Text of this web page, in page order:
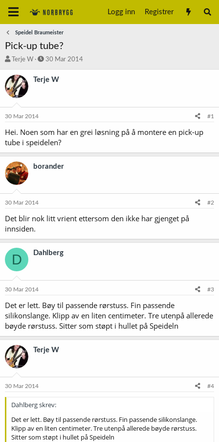
Logg inn Registrer
Speidel Braumeister
Pick-up tube?
T
å
d
s
t
e
r
Terje W
S
a
o
30 Mar 2014
Terje W
30 Mar 2014 #1
Hei. Noen som har en grei løsning på å montere en pick-up
tube i speidelen?
borander
30 Mar 2014 #2
Det blir nok litt vrient ettersom den ikke har gjenget på
innsiden.
D Dahlberg
30 Mar 2014 #3
Det er lett. Bøy til passende rørstuss. Fin passende
silikonslange. Klipp av en liten centimeter. Tre utenpå allerede
bøyde rørstuss. Sitter som støpt i hullet på Speideln
Terje W
30 Mar 2014 #4
Dahlberg skrev:
Det er lett. Bøy til passende rørstuss. Fin passende silikonslange.
Klipp av en liten centimeter. Tre utenpå allerede bøyde rørstuss.
Sitter som støpt i hullet på Speideln